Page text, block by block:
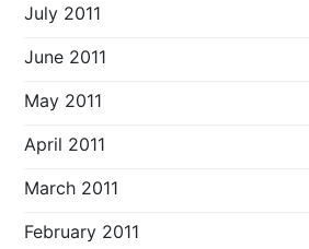
July 2011
June 2011
May 2011
April 2011
March 2011
February 2011